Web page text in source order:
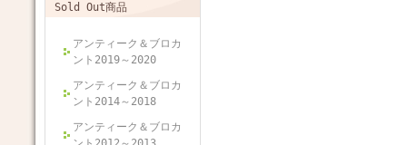
Sold Out商品
アンティーク＆ブロカ
ント2019～2020
アンティーク＆ブロカ
ント2014～2018
アンティーク＆ブロカ